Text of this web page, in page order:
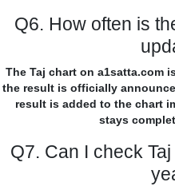
Q6. How often is
The Taj chart on a1satta.com
the result is officially
result is added to the chart
stays
Q7. Can I check